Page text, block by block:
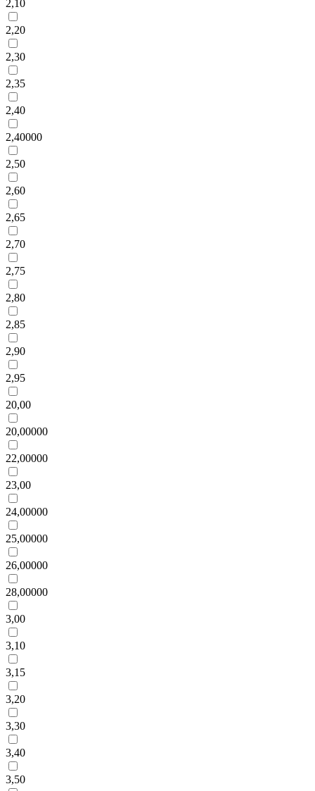
2,10
2,20
2,30
2,35
2,40
2,40000
2,50
2,60
2,65
2,70
2,75
2,80
2,85
2,90
2,95
20,00
20,00000
22,00000
23,00
24,00000
25,00000
26,00000
28,00000
3,00
3,10
3,15
3,20
3,30
3,40
3,50